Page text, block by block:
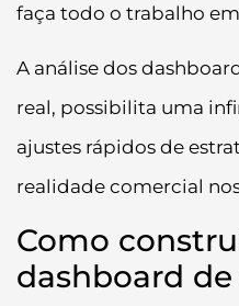
faça todo o trabalho
A análise dos
real, possibilita uma
ajustes rápidos de
realidade comercial
Como
dashboard de